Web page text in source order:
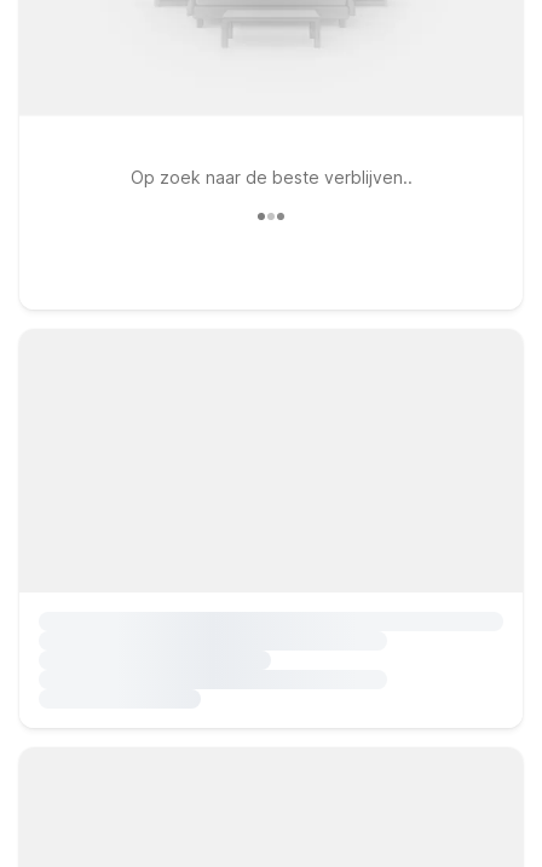
Op zoek naar de beste verblijven..